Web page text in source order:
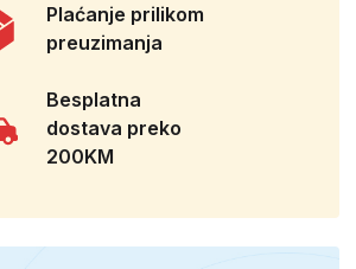
Plaćanje prilikom
preuzimanja
Besplatna
dostava preko
200KM